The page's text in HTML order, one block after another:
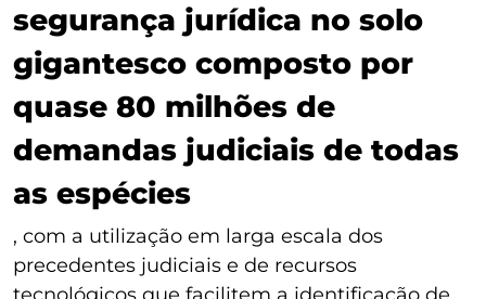
segurança jurídica no solo
gigantesco composto por
quase 80 milhões de
demandas judiciais de todas
as espécies
, com a utilização em larga escala dos
precedentes judiciais e de recursos